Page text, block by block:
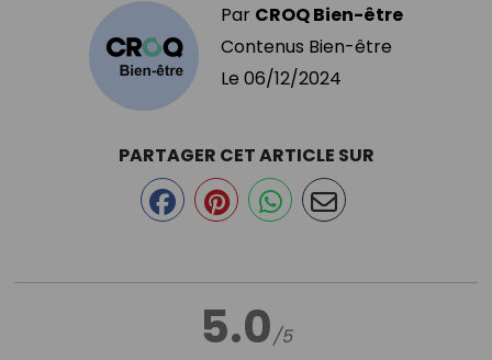
Par CROQ Bien-être
Contenus Bien-être
Le 06/12/2024
5.0/5
PARTAGER CET ARTICLE SUR